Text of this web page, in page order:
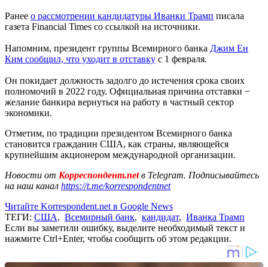
Ранее о рассмотрении кандидатуры Иванки Трамп писала
газета Financial Times со ссылкой на источники.
Напомним, президент группы Всемирного банка Джим Ен
Ким сообщил, что уходит в отставку с 1 февраля.
Он покидает должность задолго до истечения срока своих
полномочий в 2022 году. Официальная причина отставки −
желание банкира вернуться на работу в частный сектор
экономики.
Отметим, по традиции президентом Всемирного банка
становится гражданин США, как страны, являющейся
крупнейшим акционером международной организации.
Новости от Корреспондент.netв Telegram. Подписывайтесь
на наш канал https://t.me/korrespondentnet
Читайте Korrespondent.net в Google News
ТЕГИ: США, Всемирный банк, кандидат, Иванка Трамп
Если вы заметили ошибку, выделите необходимый текст и
нажмите Ctrl+Enter, чтобы сообщить об этом редакции.